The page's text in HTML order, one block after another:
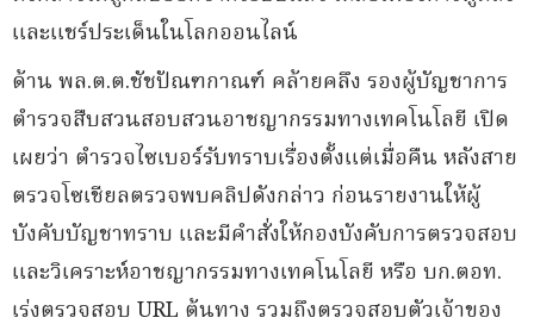
และแชร์ประเด็นในโลกออนไลน์
ด้าน พล.ต.ต.ชัชปัณฑกาณฑ์ คล้ายคลึง รองผู้บัญชาการ
ตำรวจสืบสวนสอบสวนอาชญากรรมทางเทคโนโลยี เปิด
เผยว่า ตำรวจไซเบอร์รับทราบเรื่องตั้งแต่เมื่อคืน หลังสาย
ตรวจโซเชียลตรวจพบคลิปดังกล่าว ก่อนรายงานให้ผู้
บังคับบัญชาทราบ และมีคำสั่งให้กองบังคับการตรวจสอบ
และวิเคราะห์อาชญากรรมทางเทคโนโลยี หรือ บก.ตอท.
เร่งตรวจสอบ URL ต้นทาง รวมถึงตรวจสอบตัวเจ้าของ